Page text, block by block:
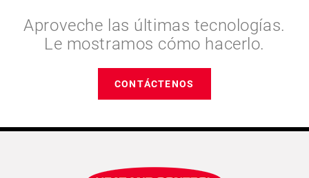
Aproveche las últimas tecnologías.
Le mostramos cómo hacerlo.
CONTÁCTENOS